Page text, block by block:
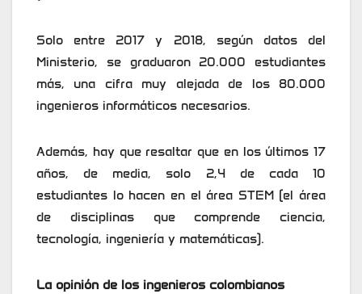
Solo entre 2017 y 2018, según datos del
Ministerio, se graduaron 20.000 estudiantes
más, una cifra muy alejada de los 80.000
ingenieros informáticos necesarios.
Además, hay que resaltar que en los últimos 17
años, de media, solo 2,4 de cada 10
estudiantes lo hacen en el área STEM (el área
de disciplinas que comprende ciencia,
tecnología, ingeniería y matemáticas).
La opinión de los ingenieros colombianos